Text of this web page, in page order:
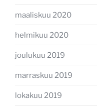
maaliskuu 2020
helmikuu 2020
joulukuu 2019
marraskuu 2019
lokakuu 2019